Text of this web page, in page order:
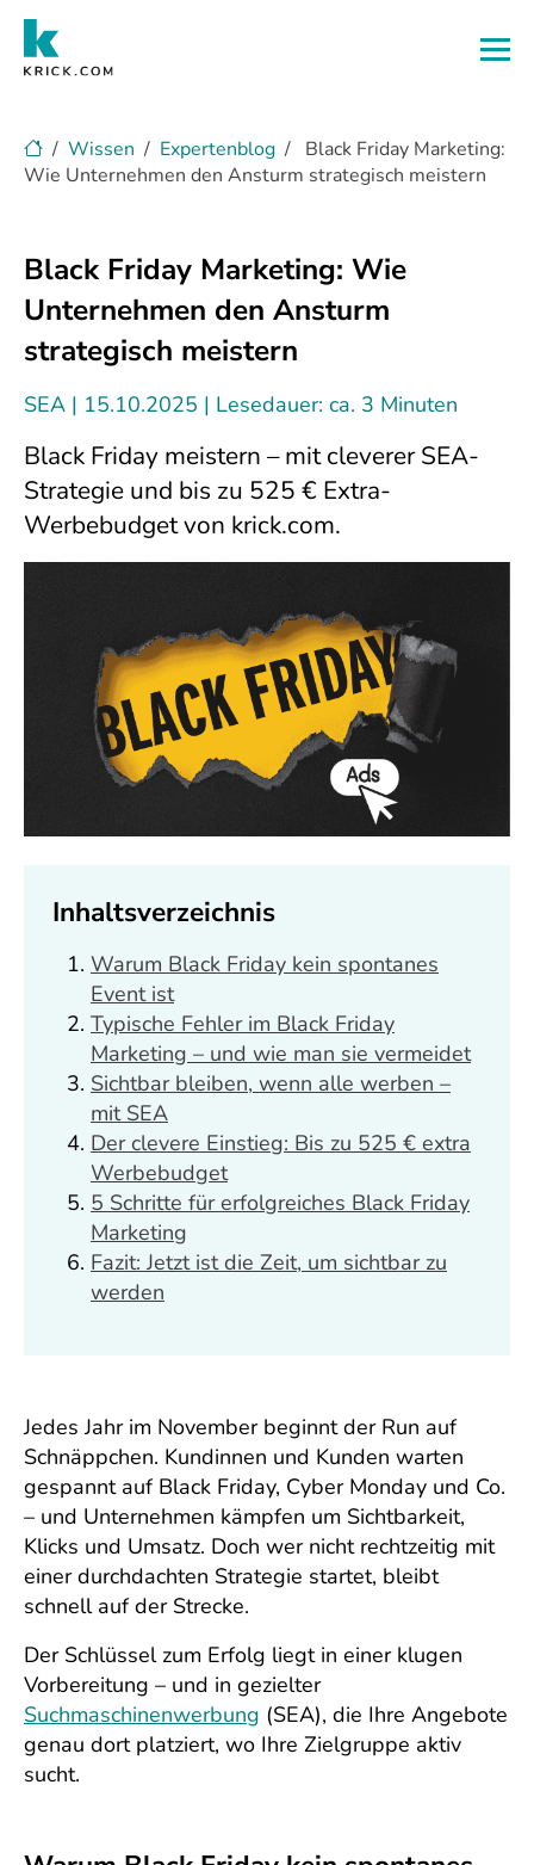
Wissen Expertenblog
Black Friday Marketing:
Wie Unternehmen den Ansturm strategisch meistern
Black Friday Marketing: Wie
Unternehmen den Ansturm
strategisch meistern
SEA 15.10.2025 Lesedauer: ca. 3 Minuten
Black Friday meistern – mit cleverer SEA-
Strategie und bis zu 525 € Extra-
Werbebudget von krick.com.
Inhaltsverzeichnis
Warum Black Friday kein spontanes
Event ist
Typische Fehler im Black Friday
Marketing – und wie man sie vermeidet
Sichtbar bleiben, wenn alle werben –
mit SEA
Der clevere Einstieg: Bis zu 525 € extra
Werbebudget
5 Schritte für erfolgreiches Black Friday
Marketing
Fazit: Jetzt ist die Zeit, um sichtbar zu
werden
Jedes Jahr im November beginnt der Run auf
Schnäppchen. Kundinnen und Kunden warten
gespannt auf Black Friday, Cyber Monday und Co.
– und Unternehmen kämpfen um Sichtbarkeit,
Klicks und Umsatz. Doch wer nicht rechtzeitig mit
einer durchdachten Strategie startet, bleibt
schnell auf der Strecke.
Der Schlüssel zum Erfolg liegt in einer klugen
Vorbereitung – und in gezielter
Suchmaschinenwerbung (SEA), die Ihre Angebote
genau dort platziert, wo Ihre Zielgruppe aktiv
sucht.